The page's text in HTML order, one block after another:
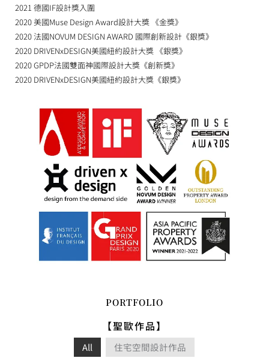
2021 德國IF設計獎入圍
2020 美國Muse Design Award設計大獎 《金獎》
2020 法國NOVUM DESIGN AWARD 國際創新設計《銀獎》
2020 DRIVENxDESIGN美國紐約設計大獎 《銀獎》
2020 GPDP法國雙面神國際設計大獎《創新獎》
2020 DRIVENxDESIGN美國紐約設計大獎《銀獎》
PORTFOLIO
【聖歐作品】
All 住宅空間設計作品